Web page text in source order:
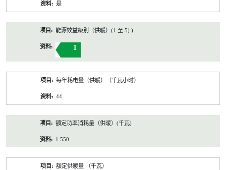
是
能源效益級別（供暖）(1 至 5) )
1
每年耗电量（供暖）（千瓦小时）
44
額定功率消耗量（供暖）(千瓦)
1.550
額定供暖量 （千瓦）